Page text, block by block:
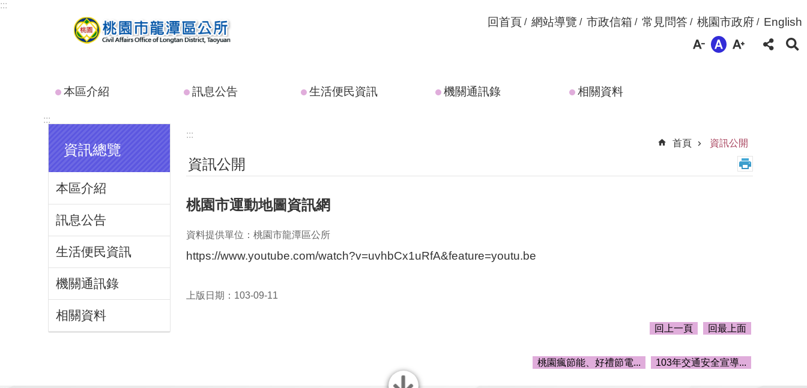
跳到主要內容區塊
:::
回首頁 網站導覽 市政信箱 常見問答 桃園市政府 English
本區介紹 訊息公告 生活便民資訊 機關通訊錄 相關資料
:::
資訊總覽
本區介紹
訊息公告
生活便民資訊
機關通訊錄
相關資料
:::
首頁
資訊公開
資訊公開
桃園市運動地圖資訊網
資料提供單位：桃園市龍潭區公所
https://www.youtube.com/watch?v=uvhbCx1uRfA&feature=youtu.be
上版日期：103-09-11
回上一頁 回最上面
桃園瘋節能、好禮節電... 103年交通安全宣導...